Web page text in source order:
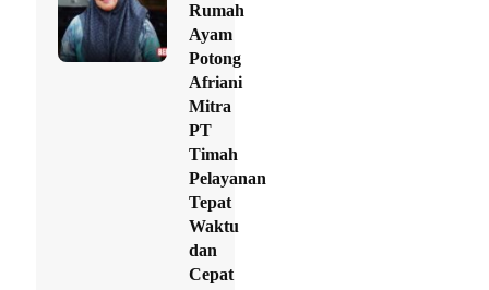
Rumah
Ayam
Potong
Afriani
Mitra
PT
Timah
Pelayanan
Tepat
Waktu
dan
Cepat